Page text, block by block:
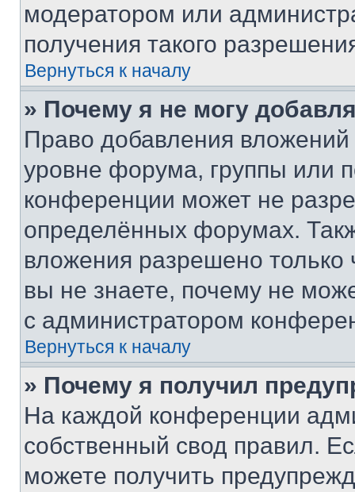
модератором или
получения такого
Вернуться к началу
» Почему я не могу
Право добавления
уровне форума, группы или
конференции может не
определённых форумах.
вложения разрешено
вы не знаете, почему не
с администратором
Вернуться к началу
» Почему я получил
На каждой конференции
собственный свод правил.
можете получить